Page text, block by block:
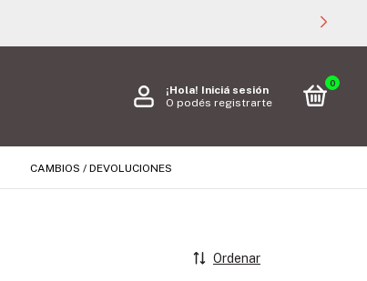
¡Hola! Iniciá sesión
O podés registrarte
0
CAMBIOS / DEVOLUCIONES
Ordenar